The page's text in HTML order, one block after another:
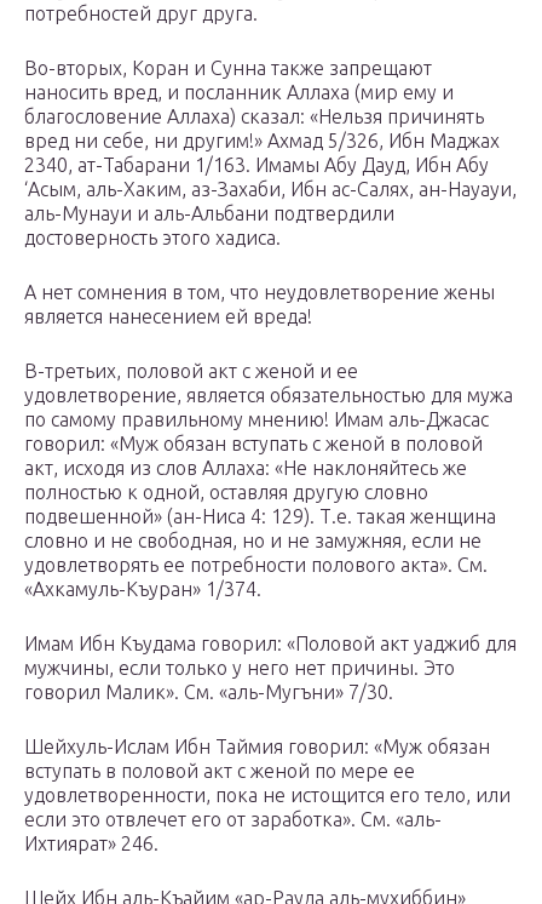
потребностей друг друга.
Во-вторых, Коран и Сунна также запрещают
наносить вред, и посланник Аллаха (мир ему и
благословение Аллаха) сказал: «Нельзя причинять
вред ни себе, ни другим!» Ахмад 5/326, Ибн Маджах
2340, ат-Табарани 1/163. Имамы Абу Дауд, Ибн Абу
‘Асым, аль-Хаким, аз-Захаби, Ибн ас-Салях, ан-Науауи,
аль-Мунауи и аль-Альбани подтвердили
достоверность этого хадиса.
А нет сомнения в том, что неудовлетворение жены
является нанесением ей вреда!
В-третьих, половой акт с женой и ее
удовлетворение, является обязательностью для мужа
по самому правильному мнению! Имам аль-Джасас
говорил: «Муж обязан вступать с женой в половой
акт, исходя из слов Аллаха: «Не наклоняйтесь же
полностью к одной, оставляя другую словно
подвешенной» (ан-Ниса 4: 129). Т.е. такая женщина
словно и не свободная, но и не замужняя, если не
удовлетворять ее потребности полового акта». См.
«Ахкамуль-Къуран» 1/374.
Имам Ибн Къудама говорил: «Половой акт уаджиб для
мужчины, если только у него нет причины. Это
говорил Малик». См. «аль-Мугъни» 7/30.
Шейхуль-Ислам Ибн Таймия говорил: «Муж обязан
вступать в половой акт с женой по мере ее
удовлетворенности, пока не истощится его тело, или
если это отвлечет его от заработка». См. «аль-
Ихтиярат» 246.
Шейх Ибн аль-Къайим «ар-Рауда аль-мухиббин»